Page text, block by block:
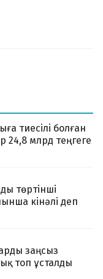
тиесілі болған
24,8 млрд теңгеге
төртінші
кінәлі деп
заңсыз
топ ұсталды